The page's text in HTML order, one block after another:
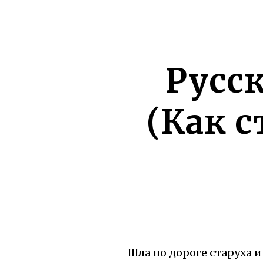
(Как
Шла по дороге старуха